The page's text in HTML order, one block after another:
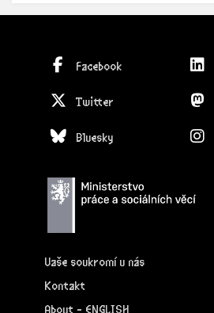
Facebook
Twitter
Bluesky
Vaše soukromí u nás
Kontakt
About - ENGLISH